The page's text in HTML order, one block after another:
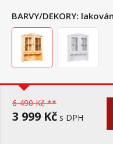
BARVY/DEKORY:
6 490 Kč **
3 999 Kč s DPH